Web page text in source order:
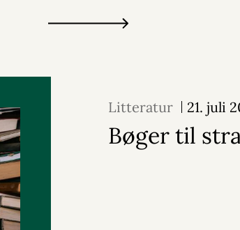
Litteratur 21. juli
Bøger til